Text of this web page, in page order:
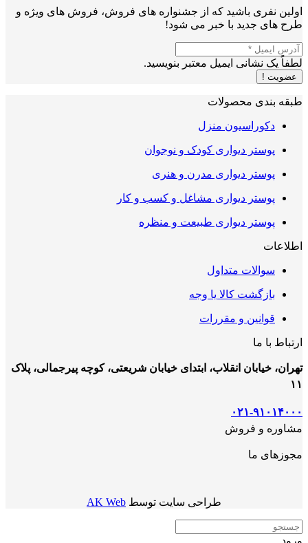
اولین نفری باشید که از جشنواره های فروش، فروش های ویژه و
طرح های جدید با خبر می شود!
لطفاً یک نشانی ایمیل معتبر بنویسید.
عضویت !
طبقه بندی محصولات
دکوراسیون منزل
پوستر دیواری کودک و نوجوان
پوستر دیواری مدرن و هنری
پوستر دیواری مشاغل و کسب و کار
پوستر دیواری طبیعت و منظره
اطلاعات
سوالات متداول
بازگشت کالا یا وجه
قوانین و مقررات
ارتباط با ما
تهران، خیابان انقلاب، ابتدای خیابان شریعتی، کوچه پیرجمالی، پلاک
۱۱
۰۲۱-۹۱۰۱۴۰۰۰
مشاوره و فروش
مجوزهای ما
طراحی سایت توسط AK Web